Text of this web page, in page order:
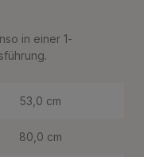
in einer 1-
53,0 cm
80,0 cm